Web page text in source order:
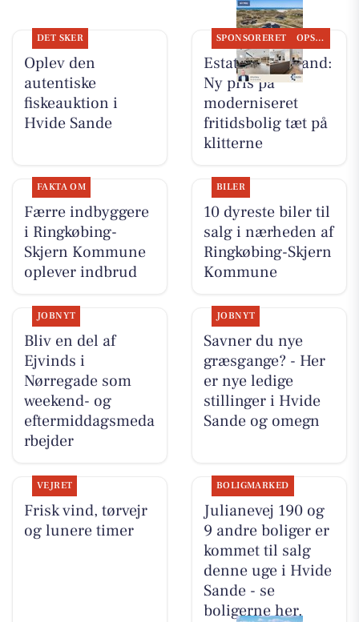
DET SKER
Oplev den
autentiske
fiskeauktion i
Hvide Sande
SPONSORERET OPSLAGSTAVLEN
Estate Vestjylland:
Ny pris på
moderniseret
fritidsbolig tæt på
klitterne
FAKTA OM
Færre indbyggere
i Ringkøbing-
Skjern Kommune
oplever indbrud
BILER
10 dyreste biler til
salg i nærheden af
Ringkøbing-Skjern
Kommune
JOBNYT
Bliv en del af
Ejvinds i
Nørregade som
weekend- og
eftermiddagsmeda
rbejder
JOBNYT
Savner du nye
græsgange? - Her
er nye ledige
stillinger i Hvide
Sande og omegn
VEJRET
Frisk vind, tørvejr
og lunere timer
BOLIGMARKED
Julianevej 190 og
9 andre boliger er
kommet til salg
denne uge i Hvide
Sande - se
boligerne her.